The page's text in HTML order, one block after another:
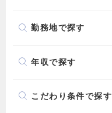
勤務地で探す
年収で探す
こだわり条件で探す